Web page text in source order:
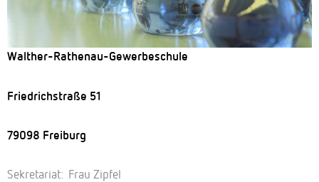
Walther-Rathenau-Gewerbeschule
Friedrichstraße 51
79098 Freiburg
Sekretariat: Frau Zipfel